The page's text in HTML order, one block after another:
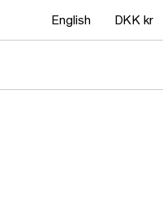
English DKK kr